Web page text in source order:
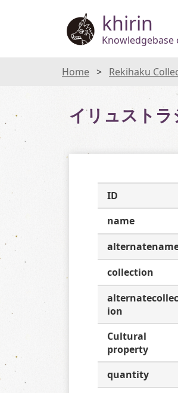
khirin
Home Rekihaku
イリュストラ
ID
name
collection
ion
Cultural
property
quantity